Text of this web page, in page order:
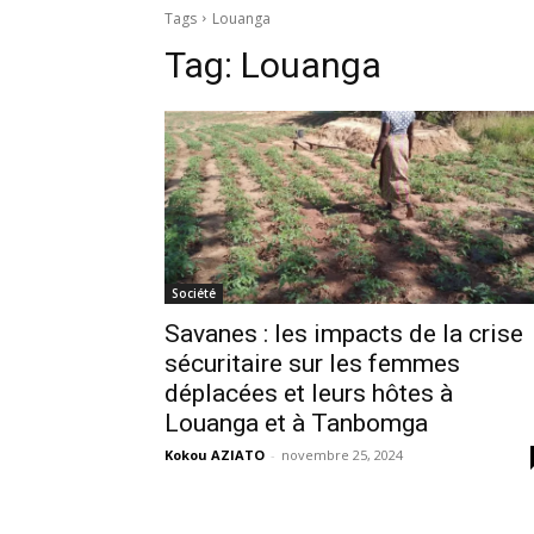
Tags Louanga
Tag: Louanga
Société
Savanes : les impacts de la crise
sécuritaire sur les femmes
déplacées et leurs hôtes à
Louanga et à Tanbomga
Kokou AZIATO - novembre 25, 2024